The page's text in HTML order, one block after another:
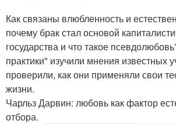
Как связаны влюбленность и
почему брак стал основой
государства и что такое
практики" изучили мнения известных
проверили, как они применяли свои
жизни.
Чарльз Дарвин: любовь как фактор
отбора.